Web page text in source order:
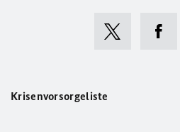
Krisenvorsorgeliste